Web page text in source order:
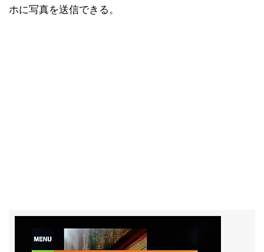
ホに写真を送信できる。